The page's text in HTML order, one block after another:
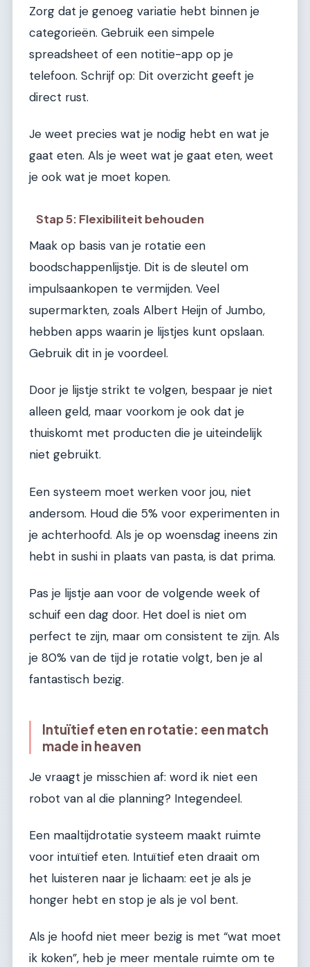
Zorg dat je genoeg variatie hebt binnen je
categorieën. Gebruik een simpele
spreadsheet of een notitie-app op je
telefoon. Schrijf op: Dit overzicht geeft je
direct rust.
Je weet precies wat je nodig hebt en wat je
gaat eten. Als je weet wat je gaat eten, weet
je ook wat je moet kopen.
Stap 5: Flexibiliteit behouden
Maak op basis van je rotatie een
boodschappenlijstje. Dit is de sleutel om
impulsaankopen te vermijden. Veel
supermarkten, zoals Albert Heijn of Jumbo,
hebben apps waarin je lijstjes kunt opslaan.
Gebruik dit in je voordeel.
Door je lijstje strikt te volgen, bespaar je niet
alleen geld, maar voorkom je ook dat je
thuiskomt met producten die je uiteindelijk
niet gebruikt.
Een systeem moet werken voor jou, niet
andersom. Houd die 5% voor experimenten in
je achterhoofd. Als je op woensdag ineens zin
hebt in sushi in plaats van pasta, is dat prima.
Pas je lijstje aan voor de volgende week of
schuif een dag door. Het doel is niet om
perfect te zijn, maar om consistent te zijn. Als
je 80% van de tijd je rotatie volgt, ben je al
fantastisch bezig.
Intuïtief eten en rotatie: een match
made in heaven
Je vraagt je misschien af: word ik niet een
robot van al die planning? Integendeel.
Een maaltijdrotatie systeem maakt ruimte
voor intuïtief eten. Intuïtief eten draait om
het luisteren naar je lichaam: eet je als je
honger hebt en stop je als je vol bent.
Als je hoofd niet meer bezig is met “wat moet
ik koken”, heb je meer mentale ruimte om te